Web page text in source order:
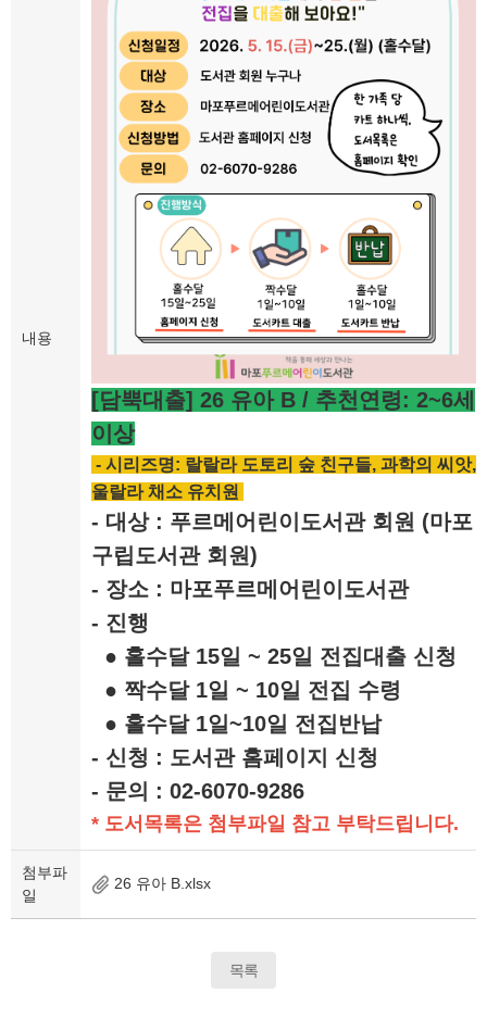
내용
[담뿍대출] 26 유아 B / 추천연령: 2~6세
이상
- 시리즈명: 랄랄라 도토리 숲 친구들, 과학의 씨앗,
울랄라 채소 유치원
- 대상 : 푸르메어린이도서관 회원 (마포
구립도서관 회원)
- 장소 : 마포푸르메어린이도서관
- 진행
● 홀수달 15일 ~ 25일 전집대출 신청
● 짝수달 1일 ~ 10일 전집 수령
● 홀수달 1일~10일 전집반납
- 신청 : 도서관 홈페이지 신청
- 문의 : 02-6070-9286
* 도서목록은 첨부파일 참고 부탁드립니다.
첨부파
일
26 유아 B.xlsx
목록